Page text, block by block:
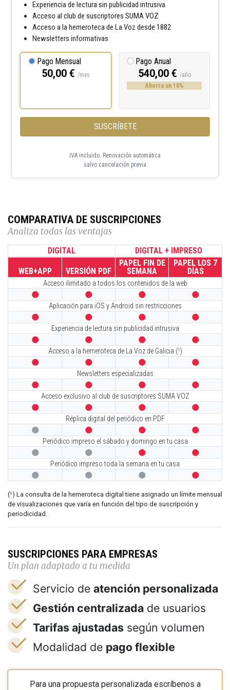
Experiencia de lectura sin publicidad intrusiva
Acceso al club de suscriptores SUMA VOZ
Acceso a la hemeroteca de La Voz desde 1882
Newsletters informativas
Pago Mensual
50,00 € /mes
Pago Anual
540,00 € /año
Ahorra un 10%
SUSCRÍBETE
IVA incluido. Renovación automática
salvo cancelación previa
COMPARATIVA DE SUSCRIPCIONES
Analiza todas las ventajas
DIGITAL DIGITAL + IMPRESO
WEB+APP VERSIÓN PDF
PAPEL FIN DE
SEMANA
PAPEL LOS 7
DÍAS
Acceso ilimitado a todos los contenidos de la web
   
Aplicación para iOS y Android sin restricciones
   
Experiencia de lectura sin publicidad intrusiva
   
Acceso a la hemeroteca de La Voz de Galicia (¹)
   
Newsletters especializadas
   
Acceso exclusivo al club de suscriptores SUMA VOZ
   
Réplica digital del periódico en PDF
   
Periódico impreso el sábado y domingo en tu casa
   
Periódico impreso toda la semana en tu casa
   
(¹) La consulta de la hemeroteca digital tiene asignado un límite mensual
de visualizaciones que varía en función del tipo de suscripción y
periodicidad.
SUSCRIPCIONES PARA EMPRESAS
Un plan adaptado a tu medida
Servicio de atención personalizada
Gestión centralizada de usuarios
Tarifas ajustadas según volumen
Modalidad de pago flexible
Para una propuesta personalizada escríbenos a